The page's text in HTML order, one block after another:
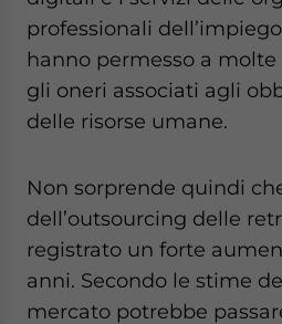
professionali
hanno permesso a
gli oneri associati agli
delle risorse umane.
Non sorprende quindi
dell’outsourcing delle
registrato un forte
anni. Secondo le stime
mercato potrebbe
website. Please send me business news and updates
- case sensitive